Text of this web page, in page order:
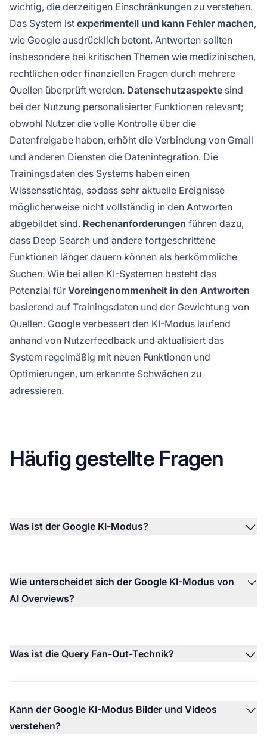
wichtig, die derzeitigen Einschränkungen zu verstehen.
Das System ist experimentell und kann Fehler machen,
wie Google ausdrücklich betont. Antworten sollten
insbesondere bei kritischen Themen wie medizinischen,
rechtlichen oder finanziellen Fragen durch mehrere
Quellen überprüft werden. Datenschutzaspekte sind
bei der Nutzung personalisierter Funktionen relevant;
obwohl Nutzer die volle Kontrolle über die
Datenfreigabe haben, erhöht die Verbindung von Gmail
und anderen Diensten die Datenintegration. Die
Trainingsdaten des Systems haben einen
Wissensstichtag, sodass sehr aktuelle Ereignisse
möglicherweise nicht vollständig in den Antworten
abgebildet sind. Rechenanforderungen führen dazu,
dass Deep Search und andere fortgeschrittene
Funktionen länger dauern können als herkömmliche
Suchen. Wie bei allen KI-Systemen besteht das
Potenzial für Voreingenommenheit in den Antworten
basierend auf Trainingsdaten und der Gewichtung von
Quellen. Google verbessert den KI-Modus laufend
anhand von Nutzerfeedback und aktualisiert das
System regelmäßig mit neuen Funktionen und
Optimierungen, um erkannte Schwächen zu
adressieren.
Häufig gestellte Fragen
Was ist der Google KI-Modus?
Wie unterscheidet sich der Google KI-Modus von
AI Overviews?
Was ist die Query Fan-Out-Technik?
Kann der Google KI-Modus Bilder und Videos
verstehen?